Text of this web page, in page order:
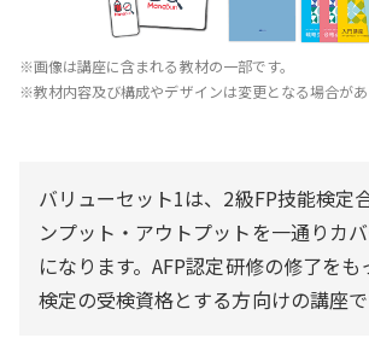
※画像は講座に含まれる教材の一部です。
※教材内容及び構成やデザインは変更となる場合があ
バリューセット1は、2級FP技能検定
ンプット・アウトプットを一通りカ
になります。AFP認定研修の修了をも
検定の受検資格とする方向けの講座で